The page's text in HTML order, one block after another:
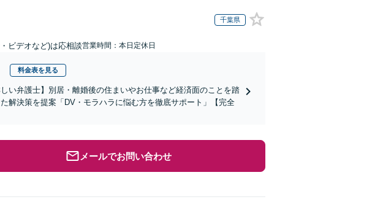
千葉県
ビデオなど)は応相談営業時間：本日定休日
料金表を見る
い弁護士】別居・離婚後の住まいやお仕事など経済面のことを踏
解決策を提案「DV・モラハラに悩む方を徹底サポート」【完全
メールでお問い合わせ